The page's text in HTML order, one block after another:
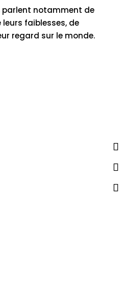
parlent notamment de
faiblesses, de
regard sur le monde.